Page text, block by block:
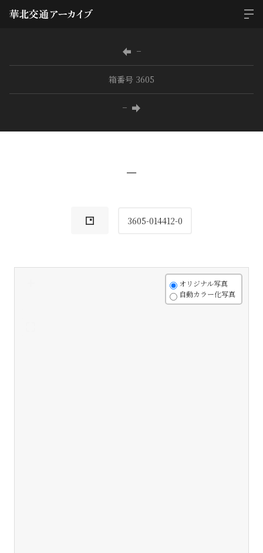
−
箱番号 3605
−
−
3605-014412-0
オリジナル写真
自動カラー化写真